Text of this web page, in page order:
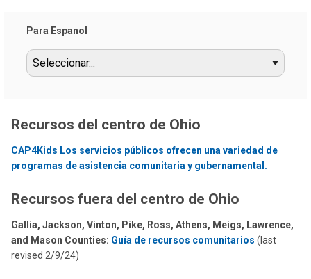
Para Espanol
Recursos del centro de Ohio
CAP4Kids Los servicios públicos ofrecen una variedad de
programas de asistencia comunitaria y gubernamental.
Recursos fuera del centro de Ohio
Gallia, Jackson, Vinton, Pike, Ross, Athens, Meigs, Lawrence,
and Mason Counties: Guía de recursos comunitarios (last
revised 2/9/24)